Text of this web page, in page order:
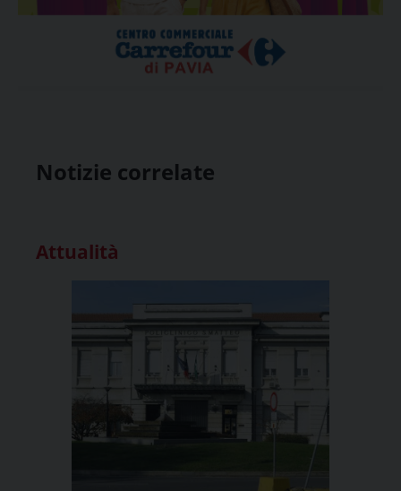
Notizie correlate
Attualità